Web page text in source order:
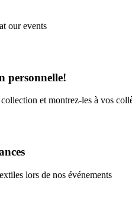
our events
personnelle!
et montrez-les à vos
lors de nos événements